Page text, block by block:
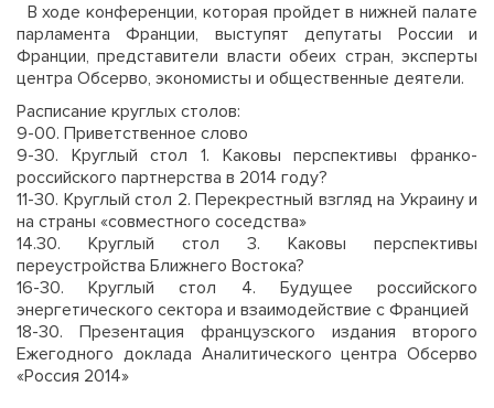
В ходе конференции, которая пройдет в нижней палате
парламента Франции, выступят депутаты России и
Франции, представители власти обеих стран, эксперты
центра Обсерво, экономисты и общественные деятели.
Расписание круглых столов:
9-00. Приветственное слово
9-30. Круглый стол 1. Каковы перспективы франко-
российского партнерства в 2014 году?
11-30. Круглый стол 2. Перекрестный взгляд на Украину и
на страны «совместного соседства»
14.30. Круглый стол 3. Каковы перспективы
переустройства Ближнего Востока?
16-30. Круглый стол 4. Будущее российского
энергетического сектора и взаимодействие с Францией
18-30. Презентация французского издания второго
Ежегодного доклада Аналитического центра Обсерво
«Россия 2014»